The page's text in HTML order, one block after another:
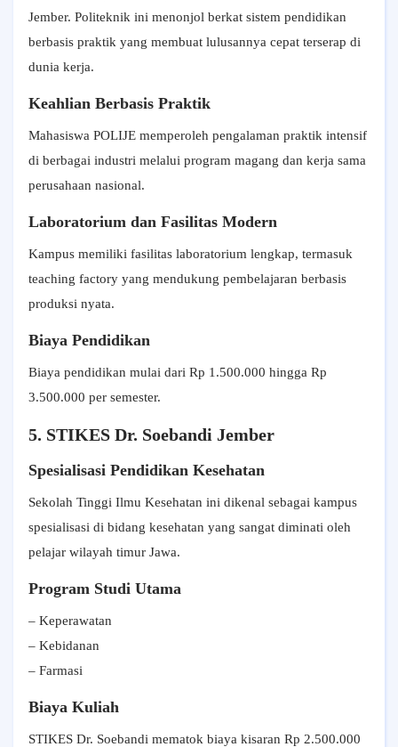
Jember. Politeknik ini menonjol berkat sistem pendidikan
berbasis praktik yang membuat lulusannya cepat terserap di
dunia kerja.
Keahlian Berbasis Praktik
Mahasiswa POLIJE memperoleh pengalaman praktik intensif
di berbagai industri melalui program magang dan kerja sama
perusahaan nasional.
Laboratorium dan Fasilitas Modern
Kampus memiliki fasilitas laboratorium lengkap, termasuk
teaching factory yang mendukung pembelajaran berbasis
produksi nyata.
Biaya Pendidikan
Biaya pendidikan mulai dari Rp 1.500.000 hingga Rp
3.500.000 per semester.
5. STIKES Dr. Soebandi Jember
Spesialisasi Pendidikan Kesehatan
Sekolah Tinggi Ilmu Kesehatan ini dikenal sebagai kampus
spesialisasi di bidang kesehatan yang sangat diminati oleh
pelajar wilayah timur Jawa.
Program Studi Utama
– Keperawatan
– Kebidanan
– Farmasi
Biaya Kuliah
STIKES Dr. Soebandi mematok biaya kisaran Rp 2.500.000